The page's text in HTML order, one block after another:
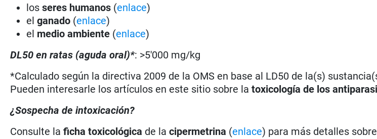
losseres humanos (enlace)
elganado (enlace)
el medio ambiente (enlace)
DL50 en ratas (aguda oral)*: >5'000 mg/kg
*Calculado según la directiva 2009 de la OMS en base al LD50 de la(s)
Pueden interesarle los artículos en este sitio sobre la toxicología de los
¿Sospecha de intoxicación?
Consulte laficha toxicológica de lacipermetrina (enlace) para más detalles